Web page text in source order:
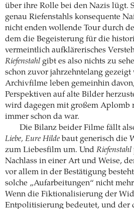
über ihre Rolle bei den Nazis lügt.
genau Riefenstahls konsequente
nicht enden wollende Tour durch
dem die Begeisterung für die
vermeintlich aufklärerisches
Riefenstahl gibt es also nichts zu
schon zuvor jahrzehntelang gezeigt
Archivfilme leben gemeinhin
Perspektiven auf alte Bilder
wird dagegen mit großem Aplomb
immer schon da war.
Die Bilanz beider Filme fällt
Liebe, Eure Hilde baut generisch die
zum Liebesfilm um. Und ­Riefenstahl
Nachlass in einer Art und Weise,
vor allem in der Bestätigung
solche „Aufarbeitungen“ nicht
Wenn die Fiktionalisierung der
Entpolitisierung bedeutet, und der